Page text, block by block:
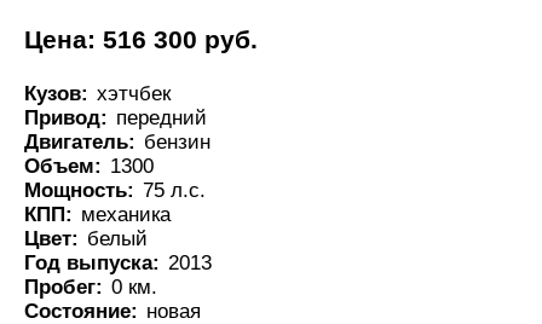
Цена: 516 300 руб.
Кузов: хэтчбек
Привод: передний
Двигатель: бензин
Объем: 1300
Мощность: 75 л.с.
КПП: механика
Цвет: белый
Год выпуска: 2013
Пробег: 0 км.
Состояние: новая